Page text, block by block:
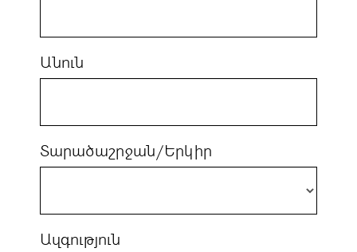
Անուն
Տարածաշրջան/Երկիր
Ազգություն